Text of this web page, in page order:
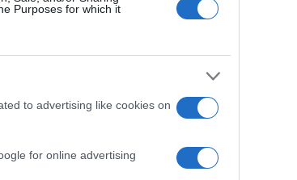
Purposes for which it
to advertising like cookies on
for online advertising
1